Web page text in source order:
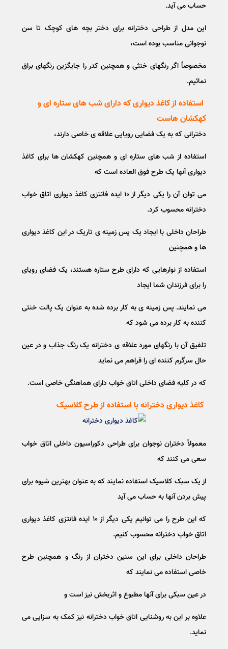
حساب می آید.
این مدل از طراحی دخترانه برای دختر بچه های کوچک تا سن
نوجوانی مناسب بوده است،
مخصوصاً اگر رنگهای خنثی و همچنین کدر را جایگزین رنگهای براق
نمائیم.
استفاده از کاغذ دیواری که دارای شب های ستاره ای و
کهکشان هاست
دخترانی که به یک فضایی رویایی علاقه ی خاصی دارند،
استفاده از شب های ستاره ای و همچنین کهکشان ها برای کاغذ
دیواری آنها یک طرح فوق العاده است که
می توان آن را یکی دیگر از ۱۰ ایده فانتزی کاغذ دیواری اتاق خواب
دخترانه محسوب کرد.
طراحان داخلی با ایجاد یک پس زمینه ی تاریک در این کاغذ دیواری
ها و همچنین
استفاده از نوارهایی که دارای طرح ستاره هستند، یک فضای رویای
را برای فرزندان شما ایجاد
می نمایند. پس زمینه ی به کار برده شده به عنوان یک پالت خنثی
کننده به کار برده می شود که
تلفیق آن با رنگهای مورد علاقه ی دخترانه یک رنگ جذاب و در عین
حال سرگرم کننده ای را فراهم می نماید
که در کلیه فضای داخلی اتاق خواب دارای هماهنگی خاصی است.
کاغذ دیواری دخترانه با استفاده از طرح کلاسیک
معمولاً دختران نوجوان برای طراحی دکوراسیون داخلی اتاق خواب
سعی می کنند که
از یک سبک کلاسیک استفاده نمایند که به عنوان بهترین شیوه برای
پیش بردن آنها به حساب می آید
که این طرح را می توانیم یکی دیگر از ۱۰ ایده فانتزی کاغذ دیواری
اتاق خواب دخترانه محسوب کنیم.
طراحان داخلی برای این سنین دختران از رنگ و همچنین طرح
خاصی استفاده می نمایند که
در عین سبکی برای آنها مطبوع و اثربخش نیز است و
علاوه بر این به روشنایی اتاق خواب دخترانه نیز کمک به سزایی می
نماید.